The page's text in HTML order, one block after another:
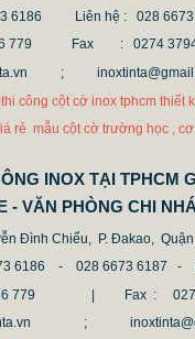
CỘT INOX 304 NÂNG
Mẫu: COT INOX 304 SUS
6186
Liên hệ : 028
779 Fax
: 0274
;
công cột cờ inox tphcm thiết
rẻ mẫu cột cờ trường học ,
INOX TẠI TPHCM
- VĂN PHÒNG CHI
Đình Chiểu, P. Đakao, Quận
6186 - 028 6673 6187 -
636 779 | Fax :
;